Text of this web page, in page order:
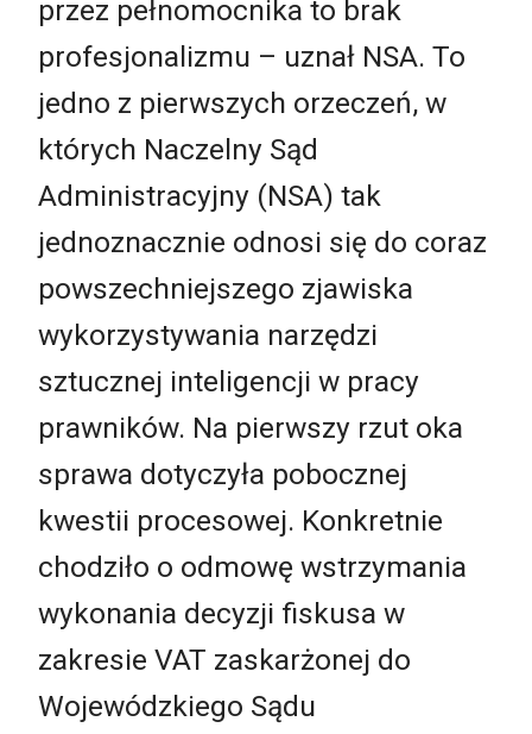
przez pełnomocnika to brak
profesjonalizmu – uznał NSA. To
jedno z pierwszych orzeczeń, w
których Naczelny Sąd
Administracyjny (NSA) tak
jednoznacznie odnosi się do coraz
powszechniejszego zjawiska
wykorzystywania narzędzi
sztucznej inteligencji w pracy
prawników. Na pierwszy rzut oka
sprawa dotyczyła pobocznej
kwestii procesowej. Konkretnie
chodziło o odmowę wstrzymania
wykonania decyzji fiskusa w
zakresie VAT zaskarżonej do
Wojewódzkiego Sądu